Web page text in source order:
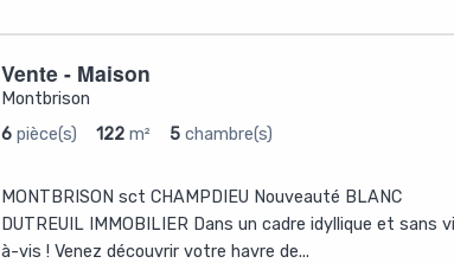
Vente - Maison
Montbrison
6 pièce(s) 122 m² 5 chambre(s)
MONTBRISON sct CHAMPDIEU Nouveauté BLANC
DUTREUIL IMMOBILIER Dans un cadre idyllique et sans
à-vis ! Venez découvrir votre havre de...